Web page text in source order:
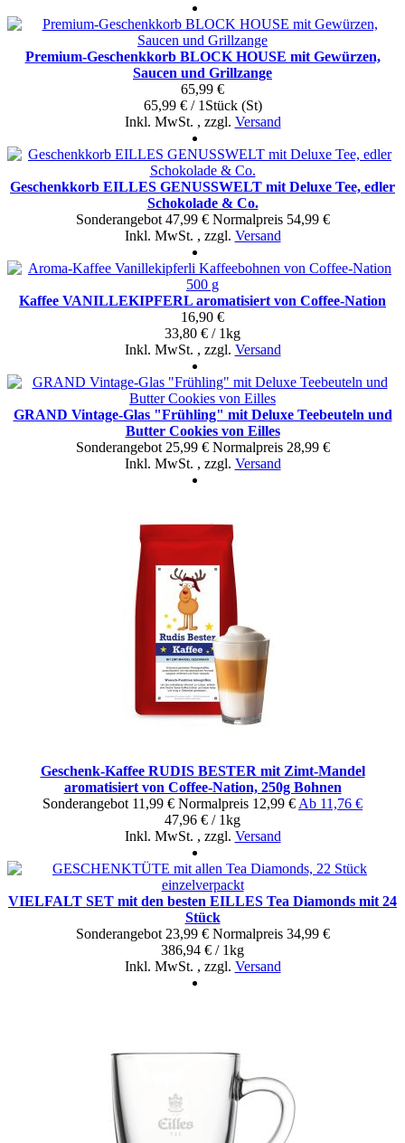
Premium-Geschenkkorb BLOCK HOUSE mit Gewürzen,
Saucen und Grillzange
65,99 €
65,99 € / 1Stück (St)
Inkl. MwSt. , zzgl. Versand
Geschenkkorb EILLES GENUSSWELT mit Deluxe Tee, edler
Schokolade & Co.
Sonderangebot 47,99 € Normal­preis 54,99 €
Inkl. MwSt. , zzgl. Versand
Kaffee VANILLEKIPFERL aromatisiert von Coffee-Nation
16,90 €
33,80 € / 1kg
Inkl. MwSt. , zzgl. Versand
GRAND Vintage-Glas "Frühling" mit Deluxe Teebeuteln und
Butter Cookies von Eilles
Sonderangebot 25,99 € Normal­preis 28,99 €
Inkl. MwSt. , zzgl. Versand
Geschenk-Kaffee RUDIS BESTER mit Zimt-Mandel
aromatisiert von Coffee-Nation, 250g Bohnen
Sonderangebot 11,99 € Normal­preis 12,99 € Ab 11,76 €
47,96 € / 1kg
Inkl. MwSt. , zzgl. Versand
VIELFALT SET mit den besten EILLES Tea Diamonds mit 24
Stück
Sonderangebot 23,99 € Normal­preis 34,99 €
386,94 € / 1kg
Inkl. MwSt. , zzgl. Versand